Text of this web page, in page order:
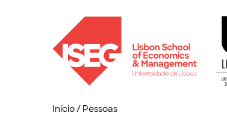
Início/ Pessoas